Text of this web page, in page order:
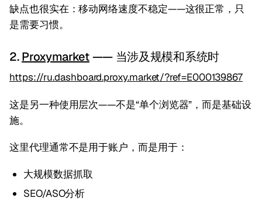
缺点也很实在：移动网络速度不稳定——这很正常，只
是需要习惯。
2.Proxymarket—— 当涉及规模和系统时
https://ru.dashboard.proxy.market/?ref=E000139867
这是另一种使用层次——不是“单个浏览器”，而是基础设
施。
这里代理通常不是用于账户，而是用于：
大规模数据抓取
SEO/ASO分析